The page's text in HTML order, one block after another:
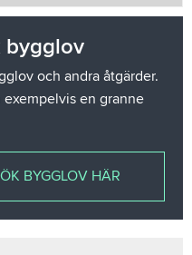
bygglov
och andra åtgärder.
en granne
BYGGLOV HÄR